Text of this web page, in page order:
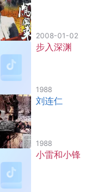
2008-01-02
步入深渊
1988
刘连仁
1988
小雷和小锋